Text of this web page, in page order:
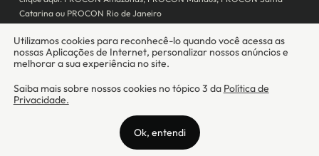
Catarina ou PROCON Rio de Janeiro
prestando os serviços de abertura de conta pós-paga (cartões de
crédito), conforme a regulação vigente.